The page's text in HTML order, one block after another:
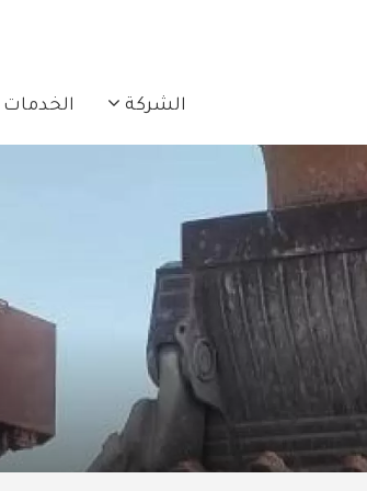
NAVIGATION
الشركة الخدمات